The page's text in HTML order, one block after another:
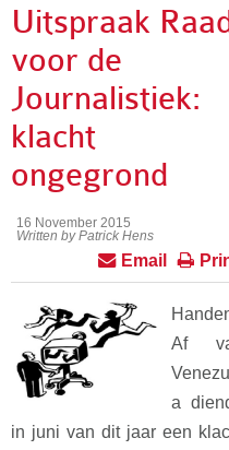
Uitspraak
voor de
Journalistiek:
klacht
ongegrond
16 November 2015
Written by Patrick Hens
Email
Af
a
in juni van dit jaar een